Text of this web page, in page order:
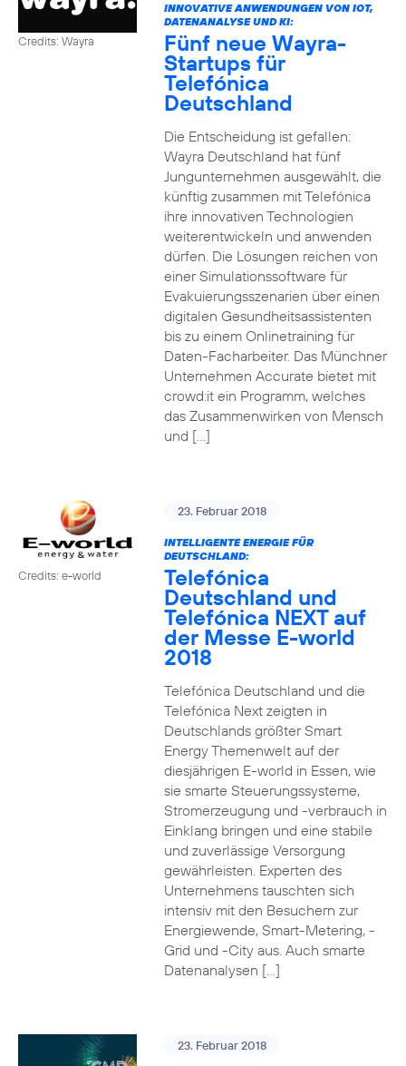
Credits: Wayra
INNOVATIVE ANWENDUNGEN VON IOT,
DATENANALYSE UND KI:
Fünf neue Wayra-
Startups für
Telefónica
Deutschland
Die Entscheidung ist gefallen:
Wayra Deutschland hat fünf
Jungunternehmen ausgewählt, die
künftig zusammen mit Telefónica
ihre innovativen Technologien
weiterentwickeln und anwenden
dürfen. Die Lösungen reichen von
einer Simulationssoftware für
Evakuierungsszenarien über einen
digitalen Gesundheitsassistenten
bis zu einem Onlinetraining für
Daten-Facharbeiter. Das Münchner
Unternehmen Accurate bietet mit
crowd:it ein Programm, welches
das Zusammenwirken von Mensch
und […]
Credits: e-world
23. Februar 2018
INTELLIGENTE ENERGIE FÜR
DEUTSCHLAND:
Telefónica
Deutschland und
Telefónica NEXT auf
der Messe E-world
2018
Telefónica Deutschland und die
Telefónica Next zeigten in
Deutschlands größter Smart
Energy Themenwelt auf der
diesjährigen E-world in Essen, wie
sie smarte Steuerungssysteme,
Stromerzeugung und -verbrauch in
Einklang bringen und eine stabile
und zuverlässige Versorgung
gewährleisten. Experten des
Unternehmens tauschten sich
intensiv mit den Besuchern zur
Energiewende, Smart-Metering, -
Grid und -City aus. Auch smarte
Datenanalysen […]
23. Februar 2018